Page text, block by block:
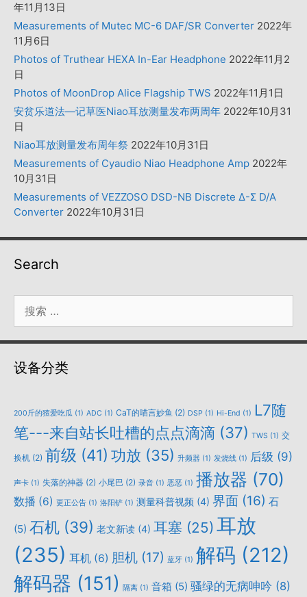
年11月13日
Measurements of Mutec MC-6 DAF/SR Converter 2022年
11月6日
Photos of Truthear HEXA In-Ear Headphone 2022年11月2
日
Photos of MoonDrop Alice Flagship TWS 2022年11月1日
安贫乐道法—记草医Niao耳放测量发布两周年 2022年10月31
日
Niao耳放测量发布周年祭 2022年10月31日
Measurements of Cyaudio Niao Headphone Amp 2022年
10月31日
Measurements of VEZZOSO DSD-NB Discrete Δ-Σ D/A
Converter 2022年10月31日
Search
索：
设备分类
200斤的猹爱吃瓜 (1) ADC (1) CaT的喵言妙鱼 (2) DSP (1) Hi-End (1) L7随
笔---来自站长吐槽的点点滴滴 (37) TWS (1) 交
换机 (2) 前级 (41) 功放 (35) 升频器 (1) 发烧线 (1) 后级 (9)
声卡 (1) 失落的神器 (2) 小尾巴 (2) 录音 (1) 恶恶 (1) 播放器 (70)
数播 (6) 更正公告 (1) 洛阳铲 (1) 测量科普视频 (4) 界面 (16) 石
(5) 石机 (39) 老文新读 (4) 耳塞 (25) 耳放
(235) 耳机 (6) 胆机 (17) 蓝牙 (1) 解码 (212)
解码器 (151) 隔离 (1) 音箱 (5) 骚绿的无病呻吟 (8)